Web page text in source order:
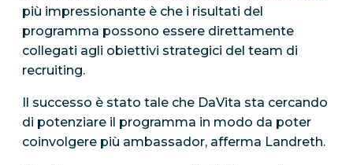
più impressionante è che i risultati del
programma possono essere direttamente
collegati agli obiettivi strategici del team di
recruiting.
Il successo è stato tale che DaVita sta cercando
di potenziare il programma in modo da poter
coinvolgere più ambassador, afferma Landreth.